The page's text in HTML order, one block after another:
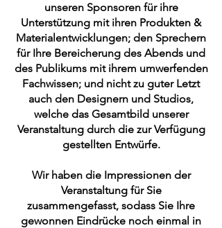
unseren Sponsoren für ihre
Unterstützung mit ihren Produkten &
Materialentwicklungen; den Sprechern
für Ihre Bereicherung des Abends und
des Publikums mit ihrem umwerfenden
Fachwissen; und nicht zu guter Letzt
auch den Designern und Studios,
welche das Gesamtbild unserer
Veranstaltung durch die zur Verfügung
gestellten Entwürfe.
Wir haben die Impressionen der
Veranstaltung für Sie
zusammengefasst, sodass Sie Ihre
gewonnen Eindrücke noch einmal in